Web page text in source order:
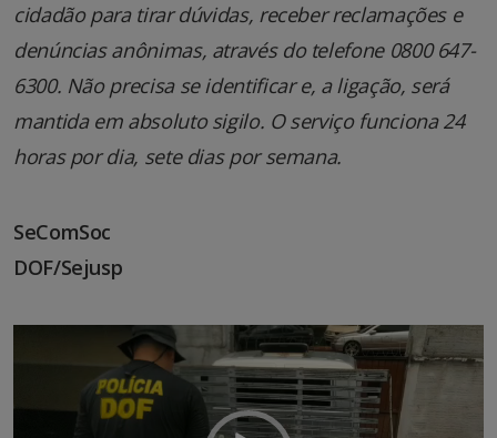
cidadão para tirar dúvidas, receber reclamações e
denúncias anônimas, através do telefone 0800 647-
6300. Não precisa se identificar e, a ligação, será
mantida em absoluto sigilo. O serviço funciona 24
horas por dia, sete dias por semana.
SeComSoc
DOF/Sejusp